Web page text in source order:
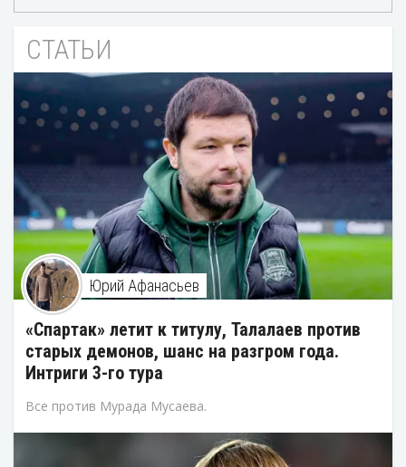
СТАТЬИ
Юрий Афанасьев
«Спартак» летит к титулу, Талалаев против
старых демонов, шанс на разгром года.
Интриги 3-го тура
Все против Мурада Мусаева.